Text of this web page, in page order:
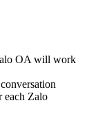
OA will work
each Zalo